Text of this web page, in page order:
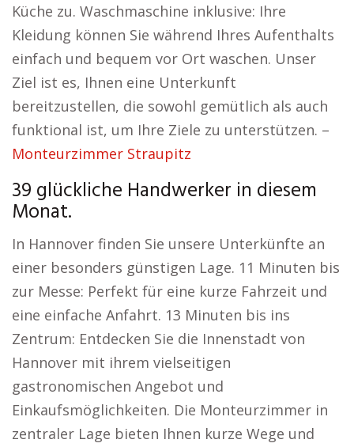
Küche zu. Waschmaschine inklusive: Ihre
Kleidung können Sie während Ihres Aufenthalts
einfach und bequem vor Ort waschen. Unser
Ziel ist es, Ihnen eine Unterkunft
bereitzustellen, die sowohl gemütlich als auch
funktional ist, um Ihre Ziele zu unterstützen. –
Monteurzimmer Straupitz
39 glückliche Handwerker in diesem
Monat.
In Hannover finden Sie unsere Unterkünfte an
einer besonders günstigen Lage. 11 Minuten bis
zur Messe: Perfekt für eine kurze Fahrzeit und
eine einfache Anfahrt. 13 Minuten bis ins
Zentrum: Entdecken Sie die Innenstadt von
Hannover mit ihrem vielseitigen
gastronomischen Angebot und
Einkaufsmöglichkeiten. Die Monteurzimmer in
zentraler Lage bieten Ihnen kurze Wege und